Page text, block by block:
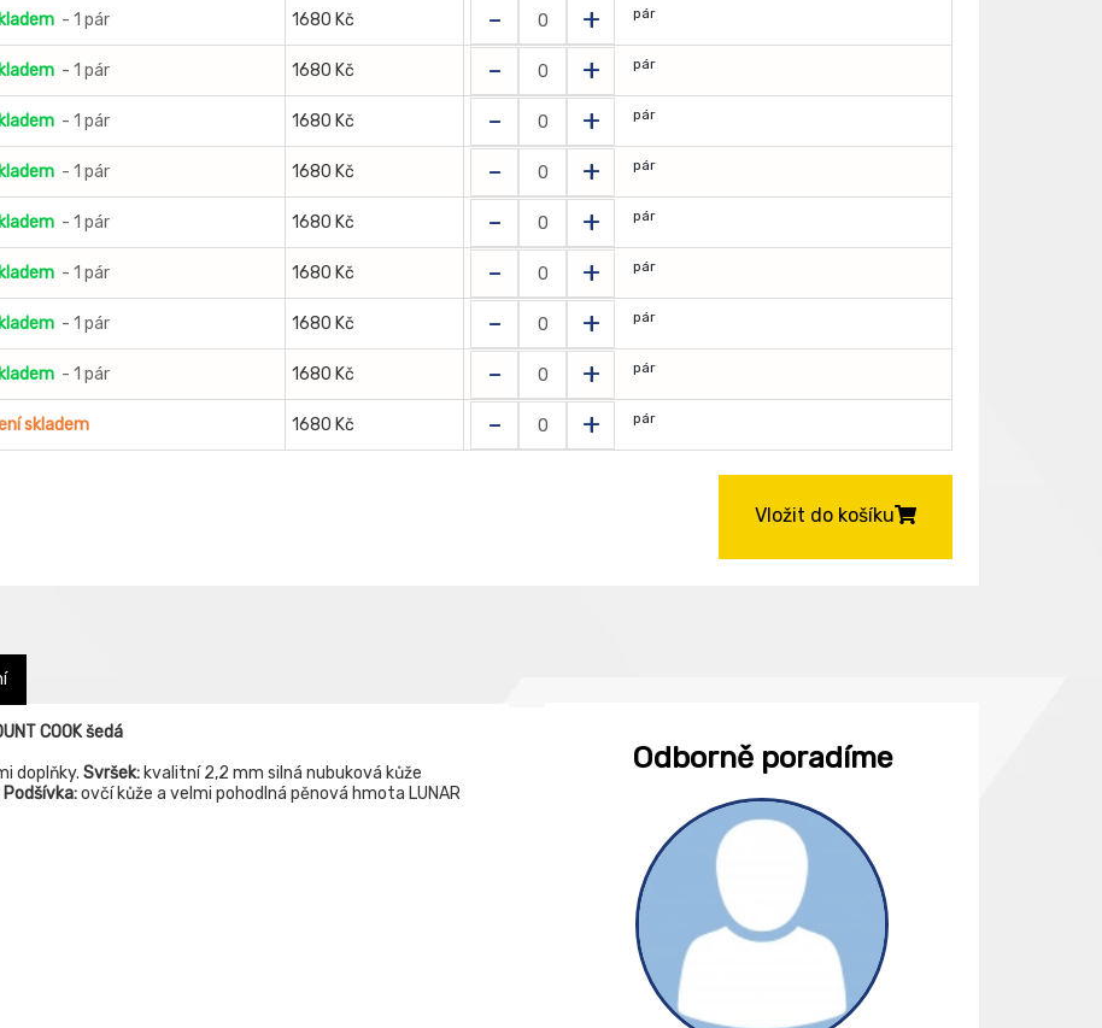
- 1 pár 1680 Kč - + pár
- 1 pár 1680 Kč - + pár
- 1 pár 1680 Kč - + pár
- 1 pár 1680 Kč - + pár
- 1 pár 1680 Kč - + pár
- 1 pár 1680 Kč - + pár
- 1 pár 1680 Kč - + pár
- 1 pár 1680 Kč - + pár
skladem 1680 Kč - + pár
Vložit do košíku
COOK šedá
doplňky. Svršek: kvalitní 2,2 mm silná nubuková kůže
Podšívka:ovčí kůže a velmi pohodlná pěnová hmota LUNAR
Odborně poradíme